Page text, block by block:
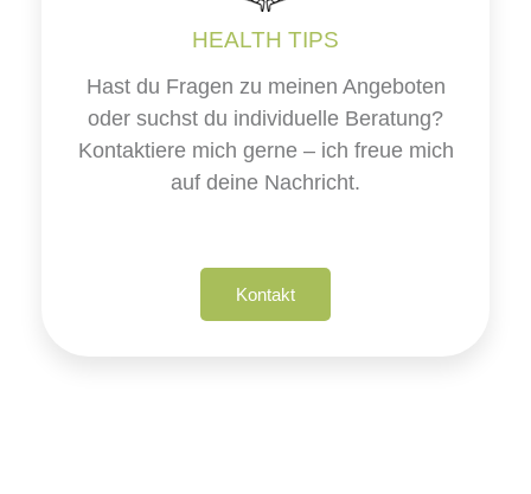
HEALTH TIPS
Hast du Fragen zu meinen Angeboten
oder suchst du individuelle Beratung?
Kontaktiere mich gerne – ich freue mich
auf deine Nachricht.
Kontakt